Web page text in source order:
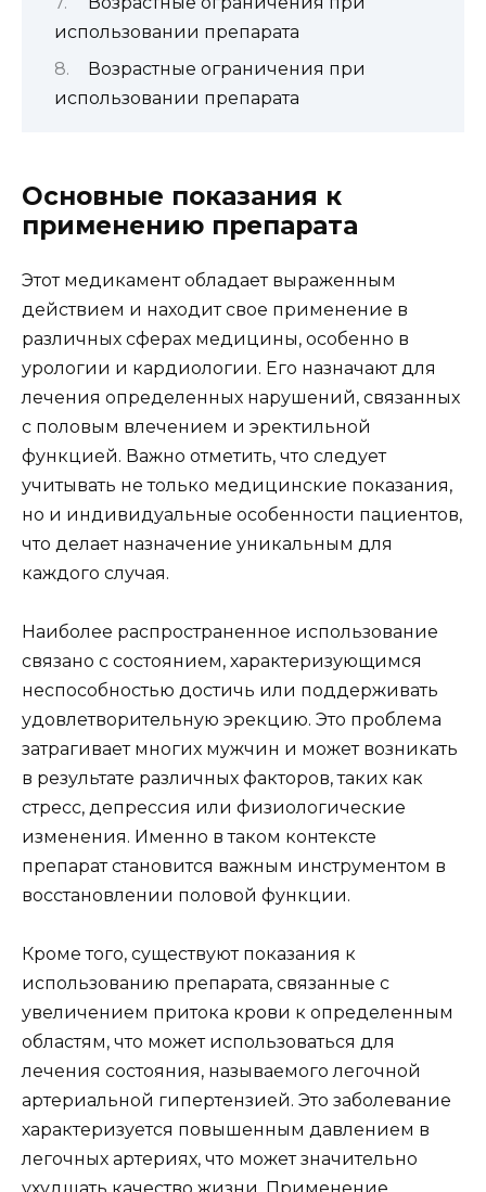
использовании препарата
Возрастные ограничения при
использовании препарата
Основные показания к
применению препарата
Этот медикамент обладает выраженным
действием и находит свое применение в
различных сферах медицины, особенно в
урологии и кардиологии. Его назначают для
лечения определенных нарушений, связанных
с половым влечением и эректильной
функцией. Важно отметить, что следует
учитывать не только медицинские показания,
но и индивидуальные особенности пациентов,
что делает назначение уникальным для
каждого случая.
Наиболее распространенное использование
связано с состоянием, характеризующимся
неспособностью достичь или поддерживать
удовлетворительную эрекцию. Это проблема
затрагивает многих мужчин и может возникать
в результате различных факторов, таких как
стресс, депрессия или физиологические
изменения. Именно в таком контексте
препарат становится важным инструментом в
восстановлении половой функции.
Кроме того, существуют показания к
использованию препарата, связанные с
увеличением притока крови к определенным
областям, что может использоваться для
лечения состояния, называемого легочной
артериальной гипертензией. Это заболевание
характеризуется повышенным давлением в
легочных артериях, что может значительно